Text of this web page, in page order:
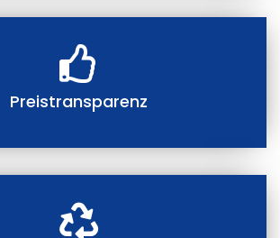
Preistransparenz